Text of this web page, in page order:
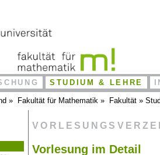
STUDIUM & LEHRE
» Fakultät für Mathematik » Fakultät »
Vorlesung im Detail